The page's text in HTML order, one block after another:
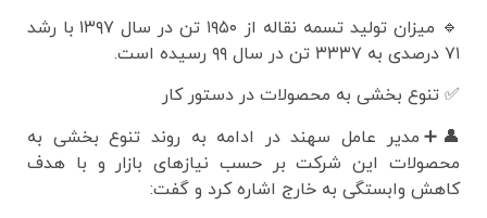
🔹 میزان تولید تسمه نقاله از ۱۹۵۰ تن در سال ۱۳۹۷ با رشد
۷۱ درصدی به ۳۳۳۷ تن در سال ۹۹ رسیده است.
✅ تنوع بخشی به محصولات در دستور کار
👤➕مدیر عامل سهند در ادامه به روند تنوع بخشی به
محصولات این شرکت بر حسب نیازهای بازار و با هدف
کاهش وابستگی به خارج اشاره کرد و گفت: